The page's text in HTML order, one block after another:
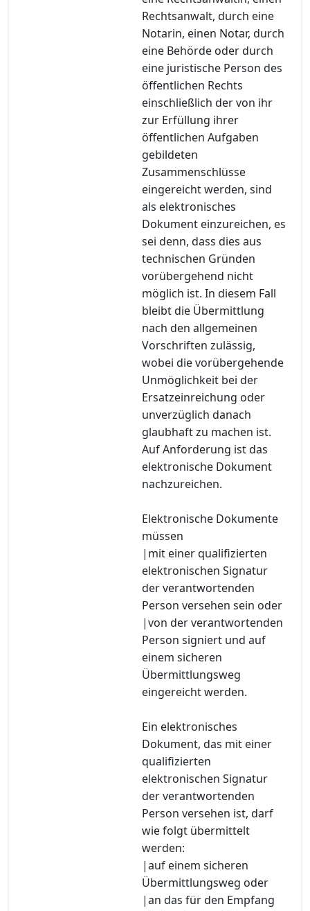
Rechtsanwalt, durch eine
Notarin, einen Notar, durch
eine Behörde oder durch
eine juristische Person des
öffentlichen Rechts
einschließlich der von ihr
zur Erfüllung ihrer
öffentlichen Aufgaben
gebildeten
Zusammenschlüsse
eingereicht werden, sind
als elektronisches
Dokument einzureichen, es
sei denn, dass dies aus
technischen Gründen
vorübergehend nicht
möglich ist. In diesem Fall
bleibt die Übermittlung
nach den allgemeinen
Vorschriften zulässig,
wobei die vorübergehende
Unmöglichkeit bei der
Ersatzeinreichung oder
unverzüglich danach
glaubhaft zu machen ist.
Auf Anforderung ist das
elektronische Dokument
nachzureichen.
Elektronische Dokumente
müssen
|mit einer qualifizierten
elektronischen Signatur
der verantwortenden
Person versehen sein oder
|von der verantwortenden
Person signiert und auf
einem sicheren
Übermittlungsweg
eingereicht werden.
Ein elektronisches
Dokument, das mit einer
qualifizierten
elektronischen Signatur
der verantwortenden
Person versehen ist, darf
wie folgt übermittelt
werden:
|auf einem sicheren
Übermittlungsweg oder
|an das für den Empfang